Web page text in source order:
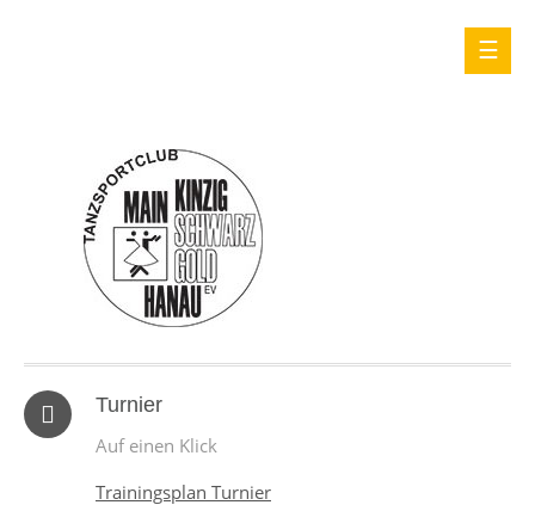
Turnier
Auf einen Klick
Trainingsplan Turnier